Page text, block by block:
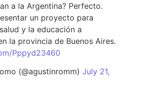
a la Argentina? Perfecto.
un proyecto para
y la educación a
la provincia de Buenos Aires.
Pppyd23460
(@agustinromm) July 21,